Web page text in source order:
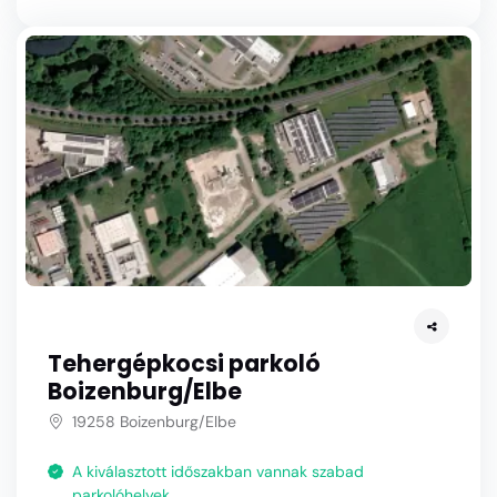
Tehergépkocsi parkoló
Boizenburg/Elbe
19258 Boizenburg/Elbe
A kiválasztott időszakban vannak szabad